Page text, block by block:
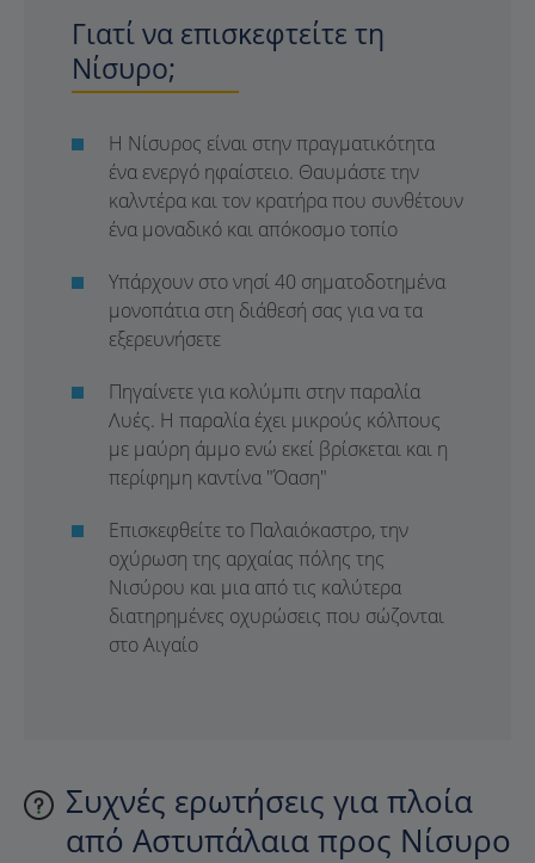
Γιατί να επισκεφτείτε τη
Νίσυρο;
Η Νίσυρος είναι στην πραγματικότητα
ένα ενεργό ηφαίστειο. Θαυμάστε την
καλντέρα και τον κρατήρα που συνθέτουν
ένα μοναδικό και απόκοσμο τοπίο
Υπάρχουν στο νησί 40 σηματοδοτημένα
μονοπάτια στη διάθεσή σας για να τα
εξερευνήσετε
Πηγαίνετε για κολύμπι στην παραλία
Λυές. Η παραλία έχει μικρούς κόλπους
με μαύρη άμμο ενώ εκεί βρίσκεται και η
περίφημη καντίνα "Όαση"
Επισκεφθείτε το Παλαιόκαστρο, την
οχύρωση της αρχαίας πόλης της
Νισύρου και μια από τις καλύτερα
διατηρημένες οχυρώσεις που σώζονται
στο Αιγαίο
Συχνές ερωτήσεις για πλοία
από Αστυπάλαια προς Νίσυρο